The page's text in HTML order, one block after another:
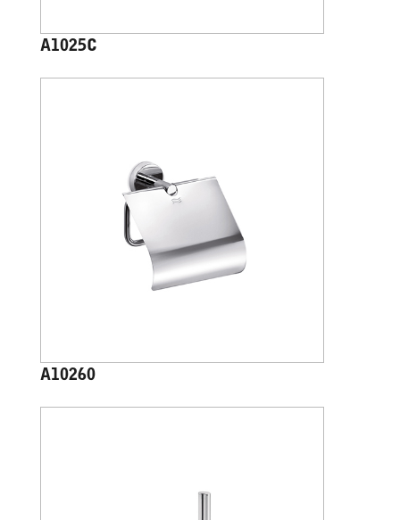
A1025C
A10260